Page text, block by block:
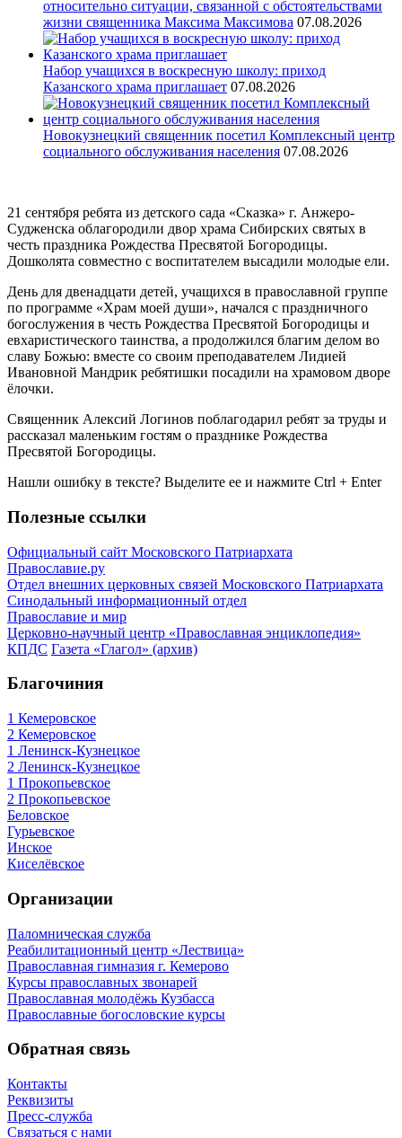
относительно ситуации, связанной с обстоятельствами
жизни священника Максима Максимова 07.08.2026
Набор учащихся в воскресную школу: приход
Казанского храма приглашает 07.08.2026
Новокузнецкий священник посетил Комплексный центр
социального обслуживания населения 07.08.2026
21 сентября ребята из детского сада «Сказка» г. Анжеро-
Судженска облагородили двор храма Сибирских святых в
честь праздника Рождества Пресвятой Богородицы.
Дошколята совместно с воспитателем высадили молодые ели.
День для двенадцати детей, учащихся в православной группе
по программе «Храм моей души», начался с праздничного
богослужения в честь Рождества Пресвятой Богородицы и
евхаристического таинства, а продолжился благим делом во
славу Божью: вместе со своим преподавателем Лидией
Ивановной Мандрик ребятишки посадили на храмовом дворе
ёлочки.
Священник Алексий Логинов поблагодарил ребят за труды и
рассказал маленьким гостям о празднике Рождества
Пресвятой Богородицы.
Нашли ошибку в тексте? Выделите ее и нажмите Ctrl + Enter
Полезные ссылки
Официальный сайт Московского Патриархата
Православие.ру
Отдел внешних церковных связей Московского Патриархата
Синодальный информационный отдел
Православие и мир
Церковно-научный центр «Православная энциклопедия»
КПДС Газета «Глагол» (архив)
Благочиния
1 Кемеровское
2 Кемеровское
1 Ленинск-Кузнецкое
2 Ленинск-Кузнецкое
1 Прокопьевское
2 Прокопьевское
Беловское
Гурьевское
Инское
Киселёвское
Организации
Паломническая служба
Реабилитационный центр «Лествица»
Православная гимназия г. Кемерово
Курсы православных звонарей
Православная молодёжь Кузбасса
Православные богословские курсы
Обратная связь
Контакты
Реквизиты
Пресс-служба
Связаться с нами